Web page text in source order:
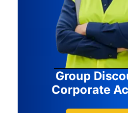
Group
Corporate